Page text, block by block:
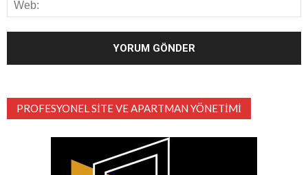
PROFESYONEL SITE VE APARTMAN YÖNETIMI